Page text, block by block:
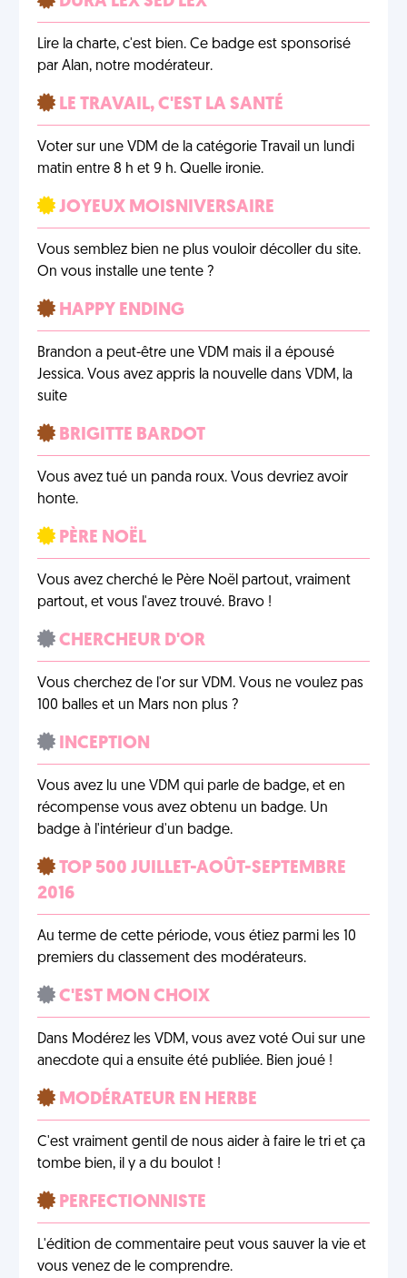
Lire la charte, c'est bien. Ce badge est sponsorisé
par Alan, notre modérateur.
LE TRAVAIL, C'EST LA SANTÉ
Voter sur une VDM de la catégorie Travail un lundi
matin entre 8 h et 9 h. Quelle ironie.
JOYEUX MOISNIVERSAIRE
Vous semblez bien ne plus vouloir décoller du site.
On vous installe une tente ?
HAPPY ENDING
Brandon a peut-être une VDM mais il a épousé
Jessica. Vous avez appris la nouvelle dans VDM, la
suite
BRIGITTE BARDOT
Vous avez tué un panda roux. Vous devriez avoir
honte.
PÈRE NOËL
Vous avez cherché le Père Noël partout, vraiment
partout, et vous l'avez trouvé. Bravo !
CHERCHEUR D'OR
Vous cherchez de l'or sur VDM. Vous ne voulez pas
100 balles et un Mars non plus ?
INCEPTION
Vous avez lu une VDM qui parle de badge, et en
récompense vous avez obtenu un badge. Un
badge à l'intérieur d'un badge.
TOP 500 JUILLET-AOÛT-SEPTEMBRE
2016
Au terme de cette période, vous étiez parmi les 10
premiers du classement des modérateurs.
C'EST MON CHOIX
Dans Modérez les VDM, vous avez voté Oui sur une
anecdote qui a ensuite été publiée. Bien joué !
MODÉRATEUR EN HERBE
C'est vraiment gentil de nous aider à faire le tri et ça
tombe bien, il y a du boulot !
PERFECTIONNISTE
L'édition de commentaire peut vous sauver la vie et
vous venez de le comprendre.